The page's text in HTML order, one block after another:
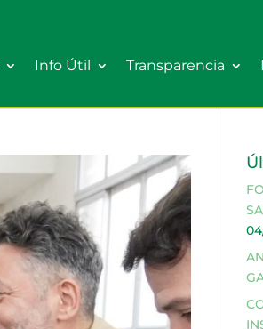
Info Útil Transparencia